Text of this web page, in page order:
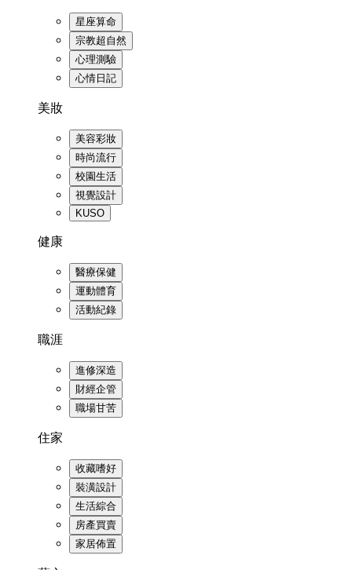
星座算命
宗教超自然
心理測驗
心情日記
美妝
美容彩妝
時尚流行
校園生活
視覺設計
KUSO
健康
醫療保健
運動體育
活動紀錄
職涯
進修深造
財經企管
職場甘苦
住家
收藏嗜好
裝潢設計
生活綜合
房產買賣
家居佈置